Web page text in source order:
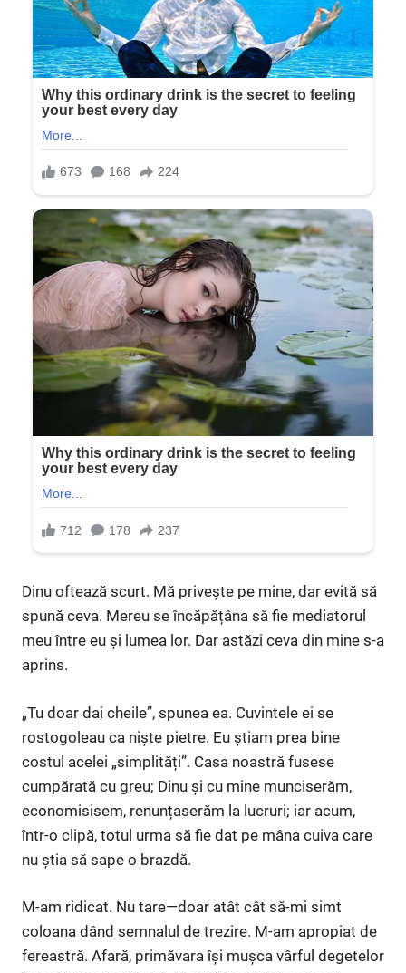
Dinu oftează scurt. Mă privește pe mine, dar evită să
spună ceva. Mereu se încăpățâna să fie mediatorul
meu între eu și lumea lor. Dar astăzi ceva din mine s-a
aprins.
„Tu doar dai cheile”, spunea ea. Cuvintele ei se
rostogoleau ca niște pietre. Eu știam prea bine
costul acelei „simplități”. Casa noastră fusese
cumpărată cu greu; Dinu și cu mine munciserăm,
economisisem, renunțaserăm la lucruri; iar acum,
într-o clipă, totul urma să fie dat pe mâna cuiva care
nu știa să sape o brazdă.
M-am ridicat. Nu tare—doar atât cât să-mi simt
coloana dând semnalul de trezire. M-am apropiat de
fereastră. Afară, primăvara își mușca vârful degetelor